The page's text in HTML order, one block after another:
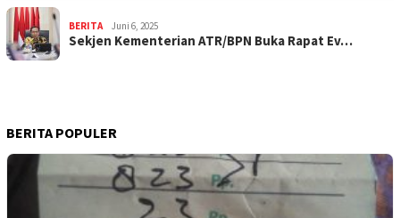
BERITA Juni 6, 2025
Sekjen Kementerian ATR/BPN Buka Rapat Ev…
BERITA POPULER